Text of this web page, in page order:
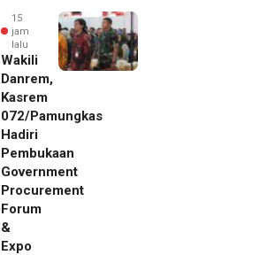
15
jam
lalu
Wakili
Danrem,
Kasrem
072/Pamungkas
Hadiri
Pembukaan
Government
Procurement
Forum
&
Expo